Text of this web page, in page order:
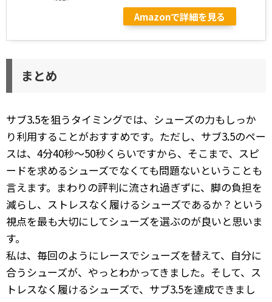
Amazonで詳細を見る
まとめ
サブ3.5を狙うタイミングでは、シューズの力もしっか
り利用することがおすすめです。ただし、サブ3.5のペー
スは、4分40秒〜50秒くらいですから、そこまで、スピ
ードを求めるシューズでなくても問題ないということも
言えます。まわりの評判に流され過ぎずに、脚の負担を
減らし、ストレスなく履けるシューズであるか？という
視点を最も大切にしてシューズを選ぶのが良いと思いま
す。
私は、毎回のようにレースでシューズを替えて、自分に
合うシューズが、やっとわかってきました。そして、ス
トレスなく履けるシューズで、サブ3.5を達成できまし